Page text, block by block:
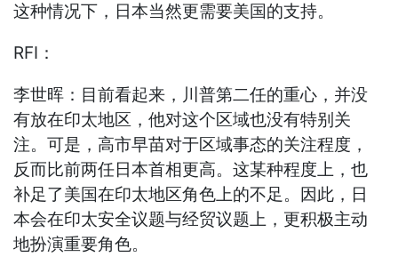
这种情况下，日本当然更需要美国的支持。
RFI：
李世晖：目前看起来，川普第二任的重心，并没
有放在印太地区，他对这个区域也没有特别关
注。可是，高市早苗对于区域事态的关注程度，
反而比前两任日本首相更高。这某种程度上，也
补足了美国在印太地区角色上的不足。因此，日
本会在印太安全议题与经贸议题上，更积极主动
地扮演重要角色。